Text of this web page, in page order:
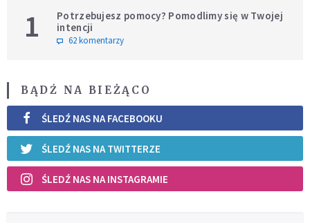
1
Potrzebujesz pomocy? Pomodlimy się w Twojej
intencji
62 komentarzy
BĄDŹ NA BIEŻĄCO
ŚLEDŹ NAS NA FACEBOOKU
ŚLEDŹ NAS NA TWITTERZE
ŚLEDŹ NAS NA INSTAGRAMIE